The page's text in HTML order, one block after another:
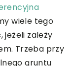
wiele tego
jeżeli zależy
Trzeba przy
gruntu